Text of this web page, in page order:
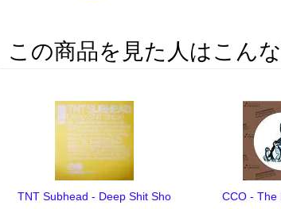
この商品を見た人はこん
TNT Subhead - Deep Shit Sho
CCO - The